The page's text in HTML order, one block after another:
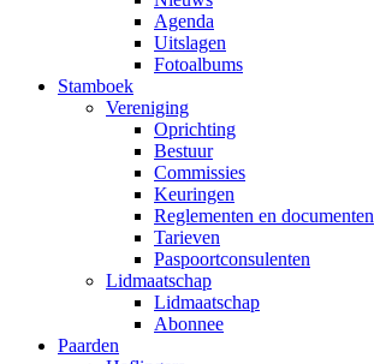
Agenda
Uitslagen
Fotoalbums
Stamboek
Vereniging
Oprichting
Bestuur
Commissies
Keuringen
Reglementen en documenten
Tarieven
Paspoortconsulenten
Lidmaatschap
Lidmaatschap
Abonnee
Paarden